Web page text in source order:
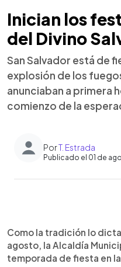
Inician los
del Divino
San Salvador está de
explosión de los
anunciaban a primera
comienzo de la
PorT. Estrada
Publicado el 01 de
► Escuchar artículo
Como la tradición lo
agosto, la Alcaldía
temporada de fiesta en